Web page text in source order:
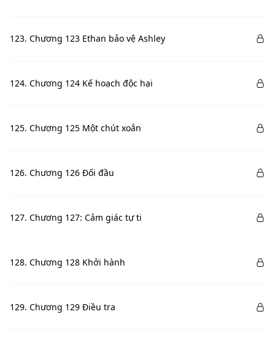
123. Chương 123 Ethan bảo vệ Ashley
124. Chương 124 Kế hoạch độc hại
125. Chương 125 Một chút xoắn
126. Chương 126 Đối đầu
127. Chương 127: Cảm giác tự ti
128. Chương 128 Khởi hành
129. Chương 129 Điều tra